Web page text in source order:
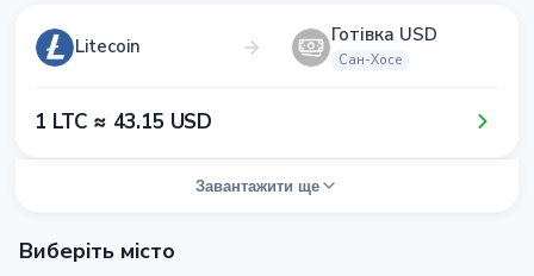
Litecoin Готівка USD
Сан-Хосе
1​ LTC ≈ 4​3​.1​5​ USD
Завантажити ще
Виберіть місто